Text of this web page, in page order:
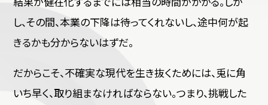
し、その間、本業の下降は待ってくれないし、途中何が起
きるかも分からないはずだ。
だからこそ、不確実な現代を生き抜くためには、兎に角
いち早く、取り組まなければならない。つまり、挑戦した